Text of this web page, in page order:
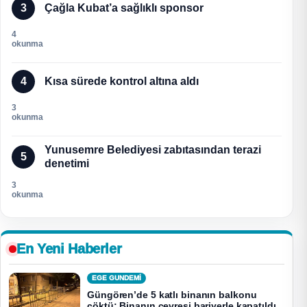
3 Çağla Kubat’a sağlıklı sponsor
4
okunma
4 Kısa sürede kontrol altına aldı
3
okunma
5
Yunusemre Belediyesi zabıtasından terazi
denetimi
3
okunma
En Yeni Haberler
EGE GUNDEMİ
Güngören’de 5 katlı binanın balkonu